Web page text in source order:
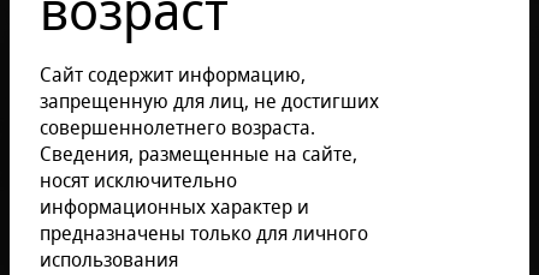
Сайт содержит информацию,
запрещенную для лиц, не достигших
совершеннолетнего возраста.
Сведения, размещенные на сайте,
носят исключительно
информационных характер и
предназначены только для личного
использования
Отзывов: 0
Размер продукции: